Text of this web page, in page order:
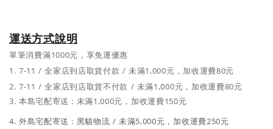
運送方式說明
單筆消費滿1000元，享免運優惠
1. 7-11 / 全家店到店取貨付款 / 未滿1,000元，加收運費80元
2. 7-11 / 全家店到店取貨不付款 / 未滿1,000元，加收運費80元
3. 本島宅配寄送 : 未滿1,000元，加收運費150元
4. 外島宅配寄送 : 黑貓物流 / 未滿5,000元，加收運費250元